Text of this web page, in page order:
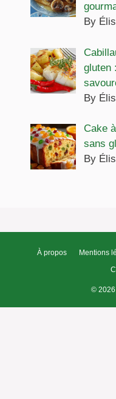
By
gluten
By
Cake
sans
By
À propos Mentions
© 2026